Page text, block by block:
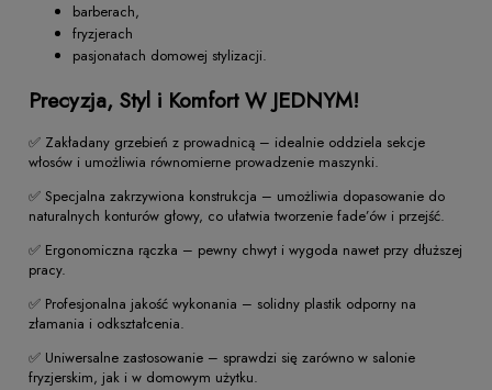
barberach,
fryzjerach
pasjonatach domowej stylizacji.
Precyzja, Styl i Komfort W JEDNYM!
✅ Zakładany grzebień z prowadnicą – idealnie oddziela sekcje
włosów i umożliwia równomierne prowadzenie maszynki.
✅ Specjalna zakrzywiona konstrukcja – umożliwia dopasowanie do
naturalnych konturów głowy, co ułatwia tworzenie fade’ów i przejść.
✅ Ergonomiczna rączka – pewny chwyt i wygoda nawet przy dłuższej
pracy.
✅ Profesjonalna jakość wykonania – solidny plastik odporny na
złamania i odkształcenia.
✅ Uniwersalne zastosowanie – sprawdzi się zarówno w salonie
fryzjerskim, jak i w domowym użytku.